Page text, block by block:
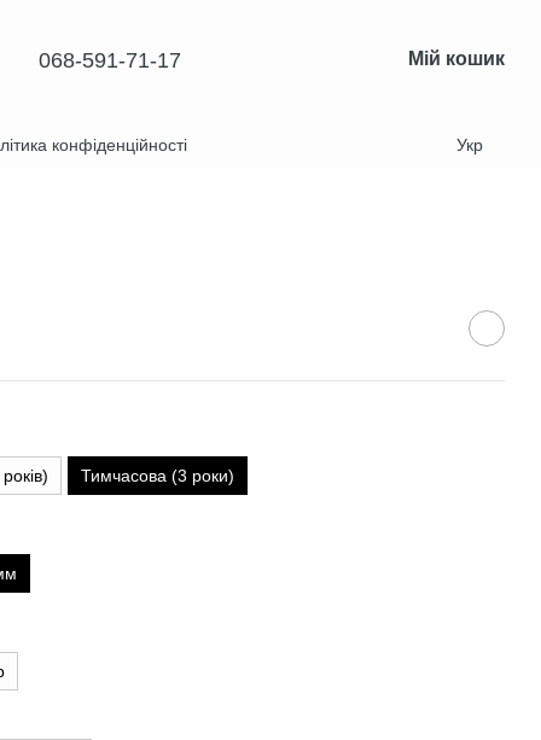
068-591-71-17 Мій кошик
конфіденційності
Укр
Тимчасова (3 роки)